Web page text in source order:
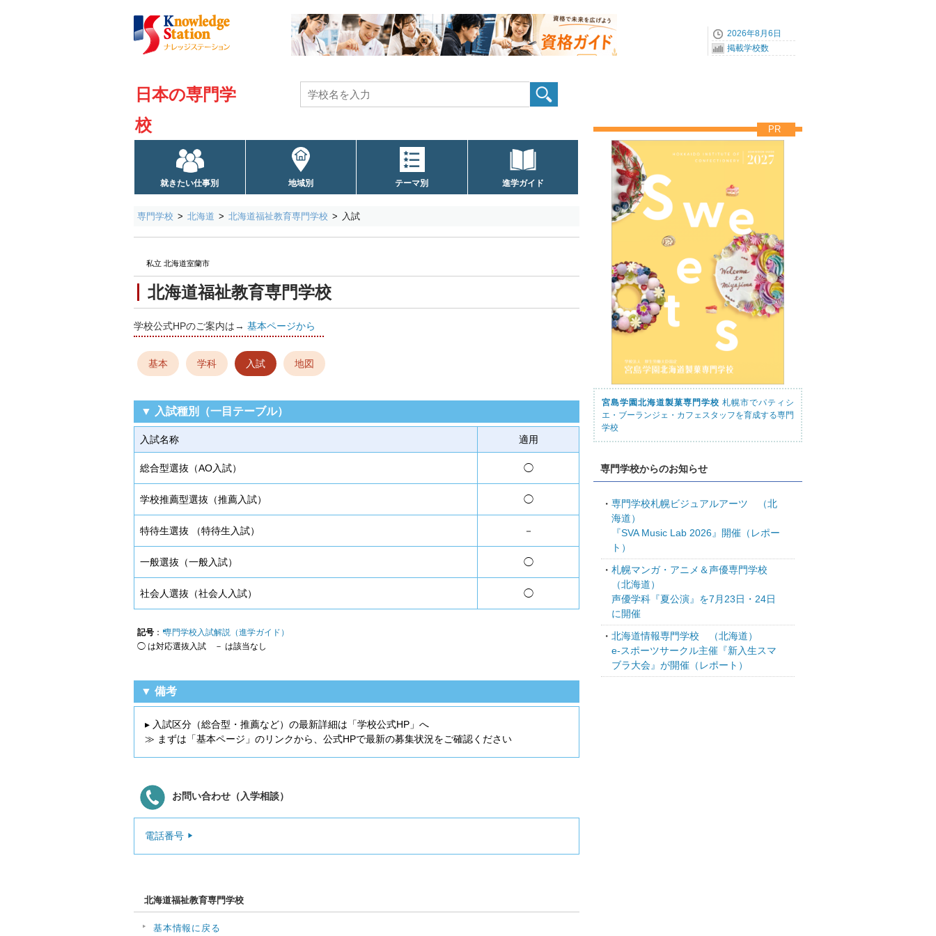
2026年8月6日
掲載学校数
日本の専門学
校
就きたい仕事別 地域別 テーマ別 進学ガイド
専門学校 北海道 北海道福祉教育専門学校 入試
北海道福祉教育専門学校
私立 北海道室蘭市
学校公式HPのご案内は→ 基本ページから
基本 学科 入試 地図
▼ 入試種別（一目テーブル）
入試名称 適用
総合型選抜（AO入試） ◯
学校推薦型選抜（推薦入試） ◯
特待生選抜 （特待生入試） －
一般選抜（一般入試） ◯
社会人選抜（社会人入試） ◯
記号 ： 専門学校入試解説（進学ガイド）
◯ は対応選抜入試 － は該当なし
▼ 備考
▸ 入試区分（総合型・推薦など）の最新詳細は「学校公式HP」へ
≫ まずは「基本ページ」のリンクから、公式HPで最新の募集状況をご確認ください
お問い合わせ（入学相談）
電話番号
北海道福祉教育専門学校
基本情報に戻る
PR
宮島学園北海道製菓専門学校 札幌市でパティシ
エ・ブーランジェ・カフェスタッフを育成する専門
学校
専門学校からのお知らせ
専門学校札幌ビジュアルアーツ （北
海道）
『SVA Music Lab 2026』開催（レポー
ト）
札幌マンガ・アニメ＆声優専門学校
（北海道）
声優学科『夏公演』を7月23日・24日
に開催
北海道情報専門学校 （北海道）
e-スポーツサークル主催『新入生スマ
ブラ大会』が開催（レポート）